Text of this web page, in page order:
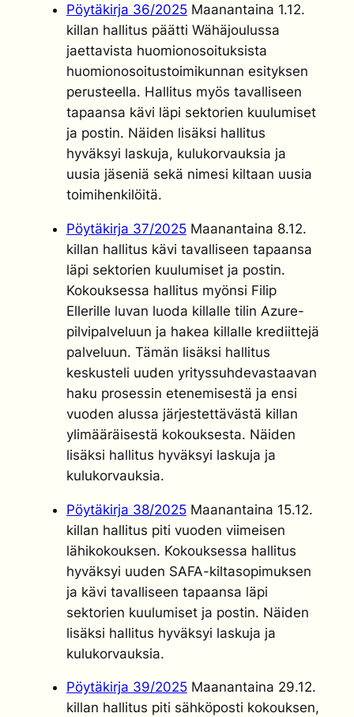
Pöytäkirja 36/2025Maanantaina 1.12.
killan hallitus päätti Wähäjoulussa
jaettavista huomionosoituksista
huomionosoitustoimikunnan esityksen
perusteella. Hallitus myös tavalliseen
tapaansa kävi läpi sektorien kuulumiset
ja postin. Näiden lisäksi hallitus
hyväksyi laskuja, kulukorvauksia ja
uusia jäseniä sekä nimesi kiltaan uusia
toimihenkilöitä.
Pöytäkirja 37/2025Maanantaina 8.12.
killan hallitus kävi tavalliseen tapaansa
läpi sektorien kuulumiset ja postin.
Kokouksessa hallitus myönsi Filip
Ellerille luvan luoda killalle tilin Azure-
pilvipalveluun ja hakea killalle krediittejä
palveluun. Tämän lisäksi hallitus
keskusteli uuden yrityssuhdevastaavan
haku prosessin etenemisestä ja ensi
vuoden alussa järjestettävästä killan
ylimääräisestä kokouksesta. Näiden
lisäksi hallitus hyväksyi laskuja ja
kulukorvauksia.
Pöytäkirja 38/2025Maanantaina 15.12.
killan hallitus piti vuoden viimeisen
lähikokouksen. Kokouksessa hallitus
hyväksyi uuden SAFA-kiltasopimuksen
ja kävi tavalliseen tapaansa läpi
sektorien kuulumiset ja postin. Näiden
lisäksi hallitus hyväksyi laskuja ja
kulukorvauksia.
Pöytäkirja 39/2025Maanantaina 29.12.
killan hallitus piti sähköposti kokouksen,